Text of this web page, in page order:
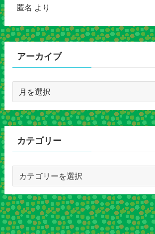
匿名 より
アーカイブ
カ
イ
カテゴリー
ゴ
リ
ー